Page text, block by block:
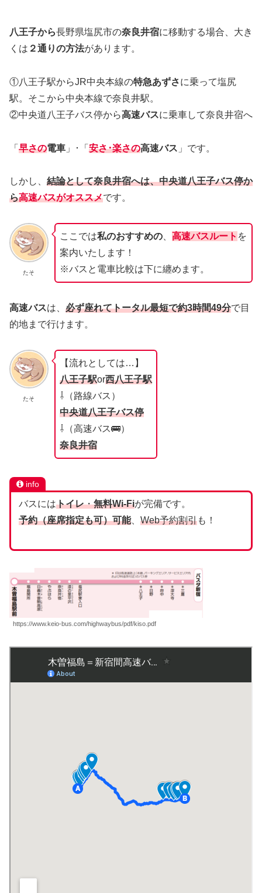
八王子から長野県塩尻市の奈良井宿に移動する場合、大き
くは ２通りの方法があります。
①八王子駅からJR中央本線の特急あずさに乗って塩尻
駅。そこから中央本線で奈良井駅。
②中央道八王子バス停から高速バスに乗車して奈良井宿へ
「 早さの電車 」･「 安さ･楽さの高速バス 」です。
しかし、 結論として奈良井宿へは、中央道八王子バス停か
ら高速バスがオススメです。
たそ
ここでは私のおすすめの、 高速バスルート を
案内いたします！
※バスと電車比較は下に纏めます。
高速バスは、 必ず座れてトータル最短で約3時間49分で目
的地まで行けます。
たそ
【流れとしては…】
八王子駅or西八王子駅
⇩（路線バス）
中央道八王子バス停
⇩（高速バス🚌）
奈良井宿
info
バスにはトイレ・無料Wi-Fiが完備です。
予約（座席指定も可）可能、 Web予約割引も！
https://www.keio-bus.com/highwaybus/pdf/kiso.pdf